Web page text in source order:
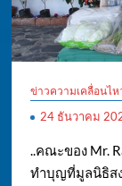
ข่าวความเคลื่อนไห
24 ธันวาคม
..คณะของ Mr.
ทำบุญที่มูลนิธิสง